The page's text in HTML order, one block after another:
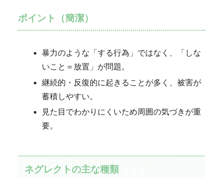
ポイント（簡潔）
暴力のような「する行為」ではなく、「しな
いこと＝放置」が問題。
継続的・反復的に起きることが多く、被害が
蓄積しやすい。
見た目でわかりにくいため周囲の気づきが重
要。
ネグレクトの主な種類